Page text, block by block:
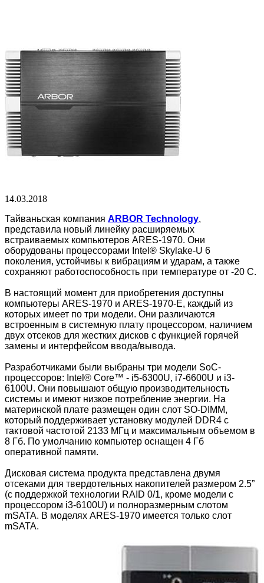
14.03.2018
Тайваньская компания ARBOR Technology,
представила новый линейку расширяемых
встраиваемых компьютеров ARES-1970. Они
оборудованы процессорами Intel® Skylake-U 6
поколения, устойчивы к вибрациям и ударам, а также
сохраняют работоспособность при температуре от -20 С.
В настоящий момент для приобретения доступны
компьютеры ARES-1970 и ARES-1970-E, каждый из
которых имеет по три модели. Они различаются
встроенным в системную плату процессором, наличием
двух отсеков для жестких дисков с функцией горячей
замены и интерфейсом ввода/вывода.
Разработчиками были выбраны три модели SoC-
процессоров: Intel® Core™ - i5-6300U, i7-6600U и i3-
6100U. Они повышают общую производительность
системы и имеют низкое потребление энергии. На
материнской плате размещен один слот SO-DIMM,
который поддерживает установку модулей DDR4 с
тактовой частотой 2133 МГц и максимальным объемом в
8 Гб. По умолчанию компьютер оснащен 4 Гб
оперативной памяти.
Дисковая система продукта представлена двумя
отсеками для твердотельных накопителей размером 2.5”
(с поддержкой технологии RAID 0/1, кроме модели с
процессором i3-6100U) и полноразмерным слотом
mSATA. В моделях ARES-1970 имеется только слот
mSATA.